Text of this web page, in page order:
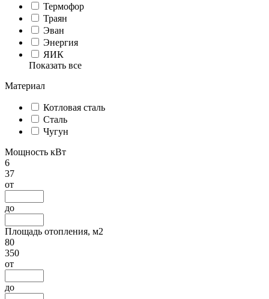
Термофор
Траян
Эван
Энергия
ЯИК
Показать все
Материал
Котловая сталь
Сталь
Чугун
Мощность кВт
6
37
от
до
Площадь отопления, м2
80
350
от
до